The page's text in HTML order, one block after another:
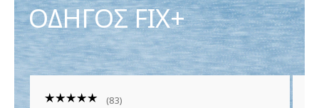
ΟΔΗΓΟΣ FIX+
83